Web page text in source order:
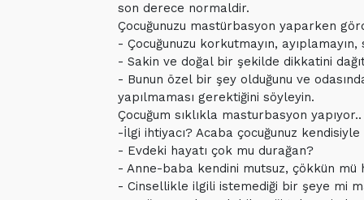
son derece normaldir.
Çocuğunuzu mastürbasyon yaparken
- Çocuğunuzu korkutmayın, ayıplamayın,
- Sakin ve doğal bir şekilde dikkatini
- Bunun özel bir şey olduğunu ve
yapılmaması gerektiğini söyleyin.
Çocuğum sıklıkla masturbasyon yapıyor..
-İlgi ihtiyacı? Acaba çocuğunuz
- Evdeki hayatı çok mu durağan?
- Anne-baba kendini mutsuz, çökkün mü
- Cinsellikle ilgili istemediği bir şeye mi